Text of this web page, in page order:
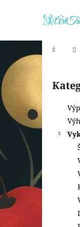
Domů
t
r
a
í
p
í
Zpět
do
obchodu
Zpět
do
obchodu